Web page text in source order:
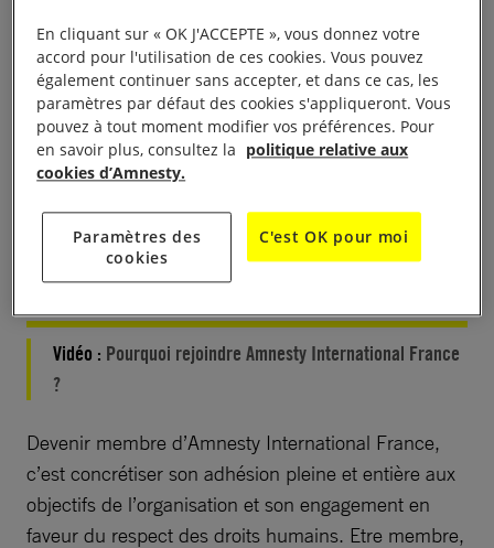
Le visionnage de cette vidéo entraîne un
dépôt de cookies de la part de YouTube. Si
vous souhaitez lire la vidéo, vous devez
consentir aux cookies pour une publicité
ciblée en cliquant sur le bouton ci-dessous.
Accepter les cookies
Vidéo : Pourquoi rejoindre Amnesty International France
?
Devenir membre d’Amnesty International France,
c’est concrétiser son adhésion pleine et entière aux
objectifs de l’organisation et son engagement en
faveur du respect des droits humains. Etre membre,
En cliquant sur « OK J'ACCEPTE », vous donnez votre
accord pour l'utilisation de ces cookies. Vous pouvez
également continuer sans accepter, et dans ce cas, les
paramètres par défaut des cookies s'appliqueront. Vous
pouvez à tout moment modifier vos préférences. Pour
en savoir plus, consultez la politique relative aux
cookies d’Amnesty.
Paramètres des
cookies
C'est OK pour moi